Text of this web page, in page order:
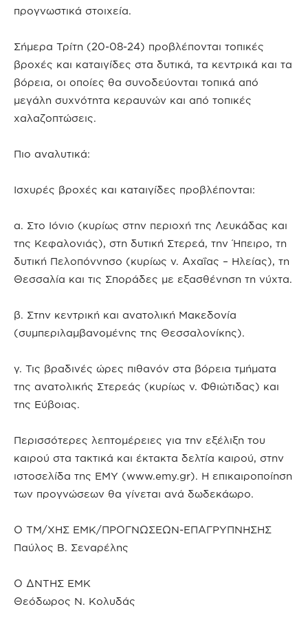
προγνωστικά στοιχεία.
Σήμερα Τρίτη (20-08-24) προβλέπονται τοπικές
βροχές και καταιγίδες στα δυτικά, τα κεντρικά και τα
βόρεια, οι οποίες θα συνοδεύονται τοπικά από
μεγάλη συχνότητα κεραυνών και από τοπικές
χαλαζοπτώσεις.
Πιο αναλυτικά:
Ισχυρές βροχές και καταιγίδες προβλέπονται:
α. Στο Ιόνιο (κυρίως στην περιοχή της Λευκάδας και
της Κεφαλονιάς), στη δυτική Στερεά, την Ήπειρο, τη
δυτική Πελοπόννησο (κυρίως ν. Αχαΐας – Ηλείας), τη
Θεσσαλία και τις Σποράδες με εξασθένηση τη νύχτα.
β. Στην κεντρική και ανατολική Μακεδονία
(συμπεριλαμβανομένης της Θεσσαλονίκης).
γ. Τις βραδινές ώρες πιθανόν στα βόρεια τμήματα
της ανατολικής Στερεάς (κυρίως ν. Φθιώτιδας) και
της Εύβοιας.
Περισσότερες λεπτομέρειες για την εξέλιξη του
καιρού στα τακτικά και έκτακτα δελτία καιρού, στην
ιστοσελίδα της ΕΜΥ (www.emy.gr). Η επικαιροποίηση
των προγνώσεων θα γίνεται ανά δωδεκάωρο.
Ο ΤΜ/ΧΗΣ ΕΜΚ/ΠΡΟΓΝΩΣΕΩΝ-ΕΠΑΓΡΥΠΝΗΣΗΣ
Παύλος Β. Σεναρέλης
Ο ΔΝΤΗΣ ΕΜΚ
Θεόδωρος Ν. Κολυδάς